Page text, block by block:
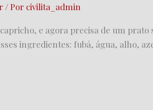
/ Por civilita_admin
e agora precisa de um
ingredientes: fubá, água, alho,